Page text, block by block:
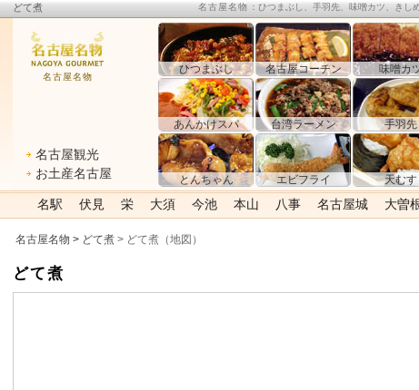
どて煮 名古屋名物 ：ひつまぶし、手羽先、味噌カツ、き
名古屋名物
ひつまぶし 名古屋コーチン 味噌カ
あんかけスパ 台湾ラーメン 手羽先
とんちゃん エビフライ 天むす
名古屋観光
お土産名古屋
名駅 伏見 栄 大須 今池 本山 八事 名古屋城 大曽
名古屋名物 > どて煮 > どて煮（地図）
どて煮